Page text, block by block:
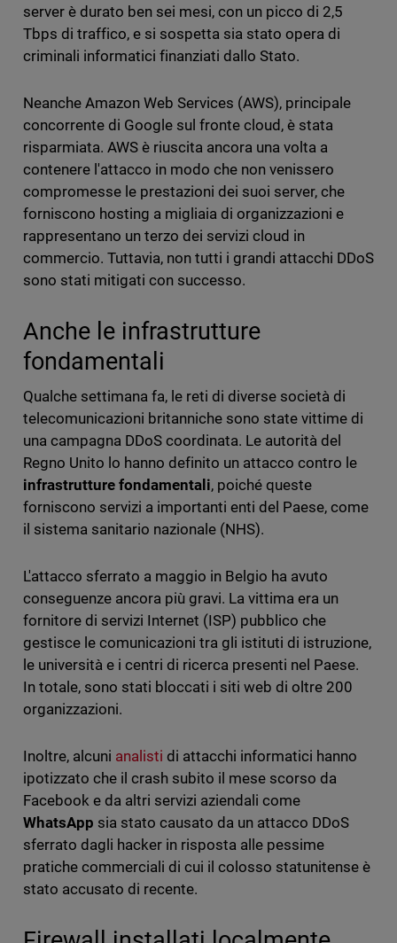
server è durato ben sei mesi, con un picco di 2,5
Tbps di traffico, e si sospetta sia stato opera di
criminali informatici finanziati dallo Stato.
Neanche Amazon Web Services (AWS), principale
concorrente di Google sul fronte cloud, è stata
risparmiata. AWS è riuscita ancora una volta a
contenere l'attacco in modo che non venissero
compromesse le prestazioni dei suoi server, che
forniscono hosting a migliaia di organizzazioni e
rappresentano un terzo dei servizi cloud in
commercio. Tuttavia, non tutti i grandi attacchi DDoS
sono stati mitigati con successo.
Anche le infrastrutture
fondamentali
Qualche settimana fa, le reti di diverse società di
telecomunicazioni britanniche sono state vittime di
una campagna DDoS coordinata. Le autorità del
Regno Unito lo hanno definito un attacco contro le
infrastrutture fondamentali, poiché queste
forniscono servizi a importanti enti del Paese, come
il sistema sanitario nazionale (NHS).
L'attacco sferrato a maggio in Belgio ha avuto
conseguenze ancora più gravi. La vittima era un
fornitore di servizi Internet (ISP) pubblico che
gestisce le comunicazioni tra gli istituti di istruzione,
le università e i centri di ricerca presenti nel Paese.
In totale, sono stati bloccati i siti web di oltre 200
organizzazioni.
Inoltre, alcuni analisti di attacchi informatici hanno
ipotizzato che il crash subito il mese scorso da
Facebook e da altri servizi aziendali come
WhatsApp sia stato causato da un attacco DDoS
sferrato dagli hacker in risposta alle pessime
pratiche commerciali di cui il colosso statunitense è
stato accusato di recente.